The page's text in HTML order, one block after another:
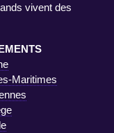
vivent des
Maritimes